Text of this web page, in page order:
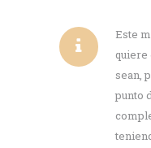
Este
quiere
sean,
punto